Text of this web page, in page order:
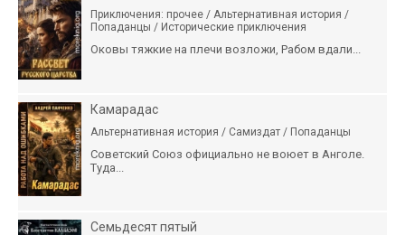
Приключения: прочее / Альтернативная история /
Попаданцы / Исторические приключения
Оковы тяжкие на плечи возложи, Рабом вдали...
Камарадас
Альтернативная история / Самиздат / Попаданцы
Советский Союз официально не воюет в Анголе.
Туда...
Семьдесят пятый